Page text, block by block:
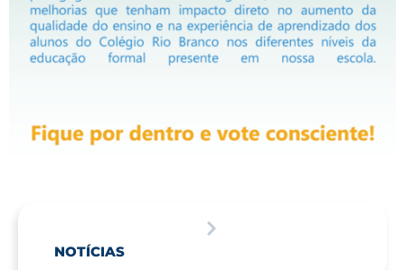
NOTÍCIAS